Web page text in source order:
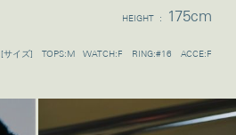
HEIGHT : 175cm
[サイズ] TOPS:M WATCH:F RING:#16 ACCE:F